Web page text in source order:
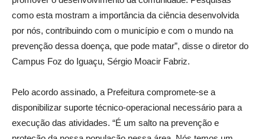
como esta mostram a importância da ciência desenvolvida
por nós, contribuindo com o município e com o mundo na
prevenção dessa doença, que pode matar”, disse o diretor do
Campus Foz do Iguaçu, Sérgio Moacir Fabriz.
Pelo acordo assinado, a Prefeitura compromete-se a
disponibilizar suporte técnico-operacional necessário para a
execução das atividades. “É um salto na prevenção e